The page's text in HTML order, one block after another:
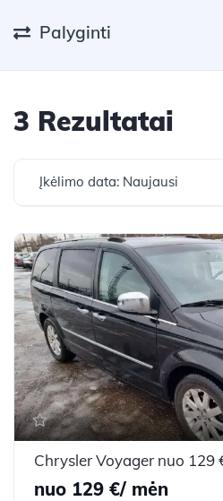
Palyginti
3 Rezultatai
Įkėlimo data: Naujausi
nuo 129 €/ mėn